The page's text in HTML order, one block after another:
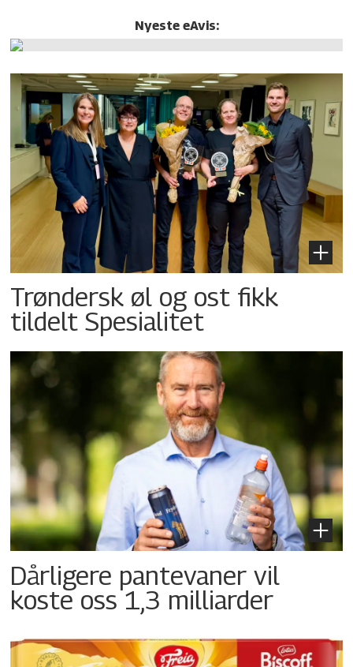
Nyeste eAvis:
Trøndersk øl og ost fikk
tildelt Spesialitet
Dårligere pantevaner vil
koste oss 1,3 milliarder